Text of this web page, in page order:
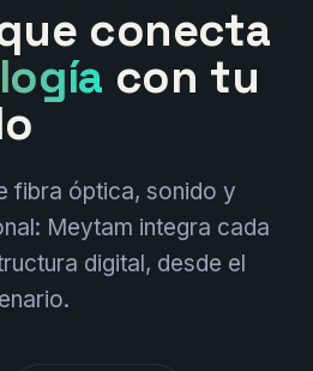
conecta
con tu
fibra óptica, sonido y
Meytam integra cada
digital, desde el